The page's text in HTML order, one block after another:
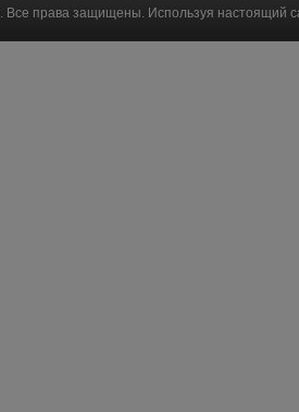
. Все права защищены. Используя настоящий